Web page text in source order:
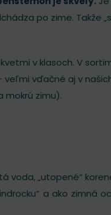
po zime. Takže
v klasoch. V
veľmi vďačné aj v
mokrú zimu).
voda, „utopené“
a ako zimná